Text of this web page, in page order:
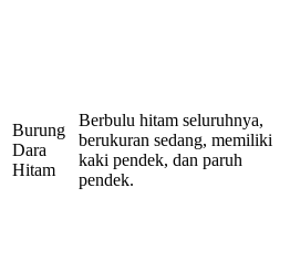
Burung
Dara
Hitam
Berbulu hitam seluruhnya,
berukuran sedang, memiliki
kaki pendek, dan paruh
pendek.